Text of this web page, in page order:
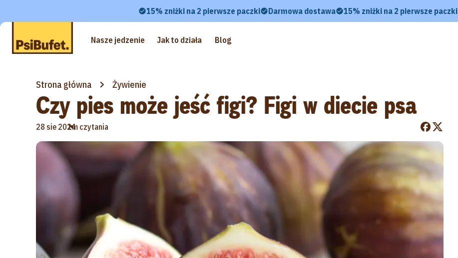
15% zniżki na 2 pierwsze paczki Darmowa dostawa 15% zniżki na 2 pierwsze paczki
Nasze jedzenie Jak to działa Blog
Strona główna Żywienie
Czy pies może jeść figi? Figi w diecie psa
28 sie 2024
•
1m czytania